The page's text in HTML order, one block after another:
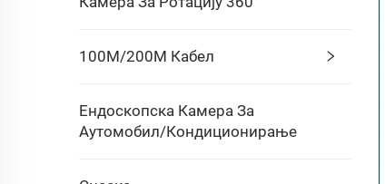
100М/200М Кабел
Ендоскопска Камера За
Аутомобил/кондиционирање